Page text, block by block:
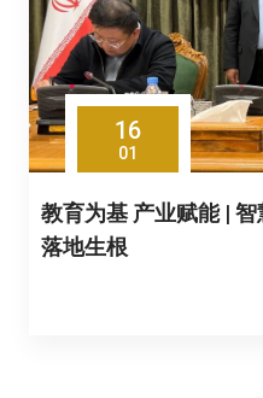
16
01
教育为基 产业赋能 |
落地生根